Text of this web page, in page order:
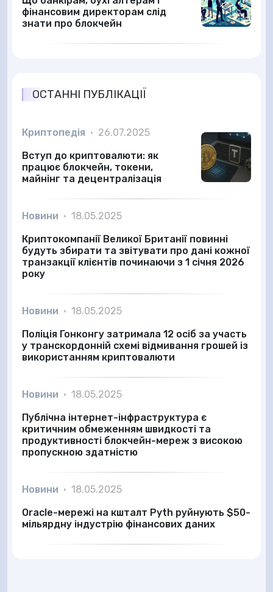
фінансовим директорам слід
знати про блокчейн
ОСТАННІ ПУБЛІКАЦІЇ
Криптопедія • 26.07.2025
Вступ до криптовалюти: як
працює блокчейн, токени,
майнінг та децентралізація
Новини • 18.05.2025
Криптокомпанії Великої Британії повинні
будуть збирати та звітувати про дані кожної
транзакції клієнтів починаючи з 1 січня 2026
року
Новини • 18.05.2025
Поліція Гонконгу затримала 12 осіб за участь
у транскордонній схемі відмивання грошей із
використанням криптовалюти
Новини • 18.05.2025
Публічна інтернет-інфраструктура є
критичним обмеженням швидкості та
продуктивності блокчейн-мереж з високою
пропускною здатністю
Новини • 18.05.2025
Oracle-мережі на кшталт Pyth руйнують $50-
мільярдну індустрію фінансових даних